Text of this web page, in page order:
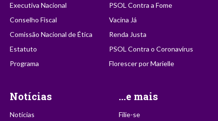
Executiva Nacional
Conselho Fiscal
Comissão Nacional de Ética
Estatuto
Programa
PSOL Contra a Fome
Vacina Já
Renda Justa
PSOL Contra o Coronavírus
Florescer por Marielle
Notícias
Notícias
...e mais
Filie-se